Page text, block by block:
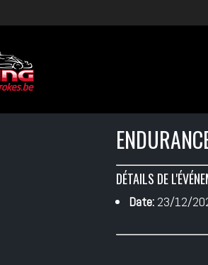
DÉTAILS DE
Date: 23/12/